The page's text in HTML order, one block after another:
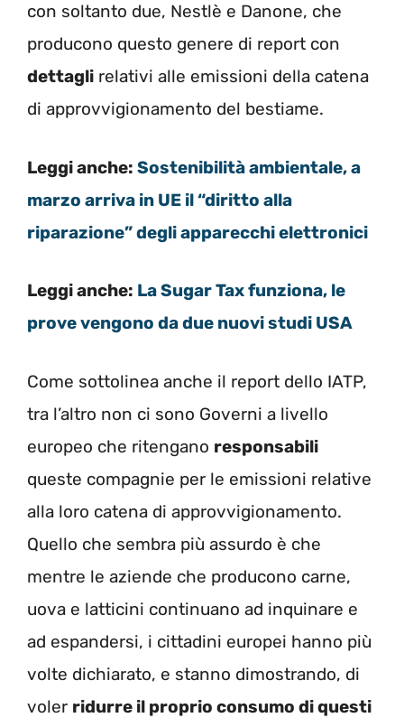
con soltanto due, Nestlè e Danone, che
producono questo genere di report con
dettagli relativi alle emissioni della catena
di approvvigionamento del bestiame.
Leggi anche: Sostenibilità ambientale, a
marzo arriva in UE il “diritto alla
riparazione” degli apparecchi elettronici
Leggi anche: La Sugar Tax funziona, le
prove vengono da due nuovi studi USA
Come sottolinea anche il report dello IATP,
tra l’altro non ci sono Governi a livello
europeo che ritengano responsabili
queste compagnie per le emissioni relative
alla loro catena di approvvigionamento.
Quello che sembra più assurdo è che
mentre le aziende che producono carne,
uova e latticini continuano ad inquinare e
ad espandersi, i cittadini europei hanno più
volte dichiarato, e stanno dimostrando, di
voler ridurre il proprio consumo di questi